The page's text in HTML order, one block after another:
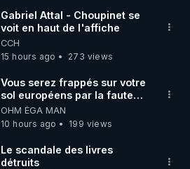
Gabriel Attal - Choupinet se
voit en haut de l'affiche
CCH
15 hours ago
273 views
Vous serez frappés sur votre
sol européens par la faute
des dirigeants qui s'en
mettent dans le nez
OHM ÉGA MAN
10 hours ago
199 views
Le scandale des livres
détruits